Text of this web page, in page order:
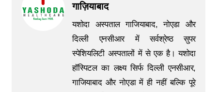
गाज़ियाबाद
यशोदा अस्पताल गाजियाबाद, नोएडा और
दिल्ली एनसीआर में सर्वश्रेष्ठ सुपर
स्पेशियलिटी अस्पतालों में से एक है। यशोदा
हॉस्पिटल का लक्ष्य सिर्फ दिल्ली एनसीआर,
गाजियाबाद और नोएडा में ही नहीं बल्कि पूरे